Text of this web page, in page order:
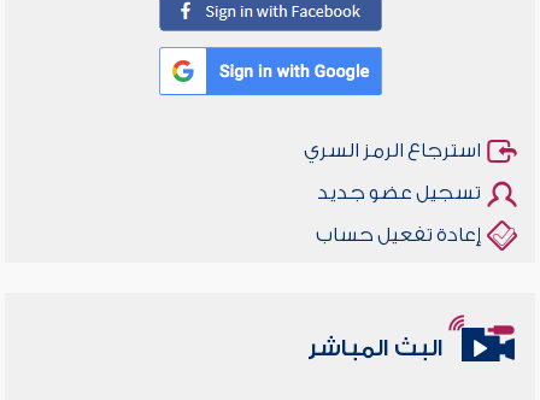
استرجاع الرمز السري
تسجيل عضو جديد
إعادة تفعيل حساب
البث المباشر
أخلاقنا أصالة ومعاصرة